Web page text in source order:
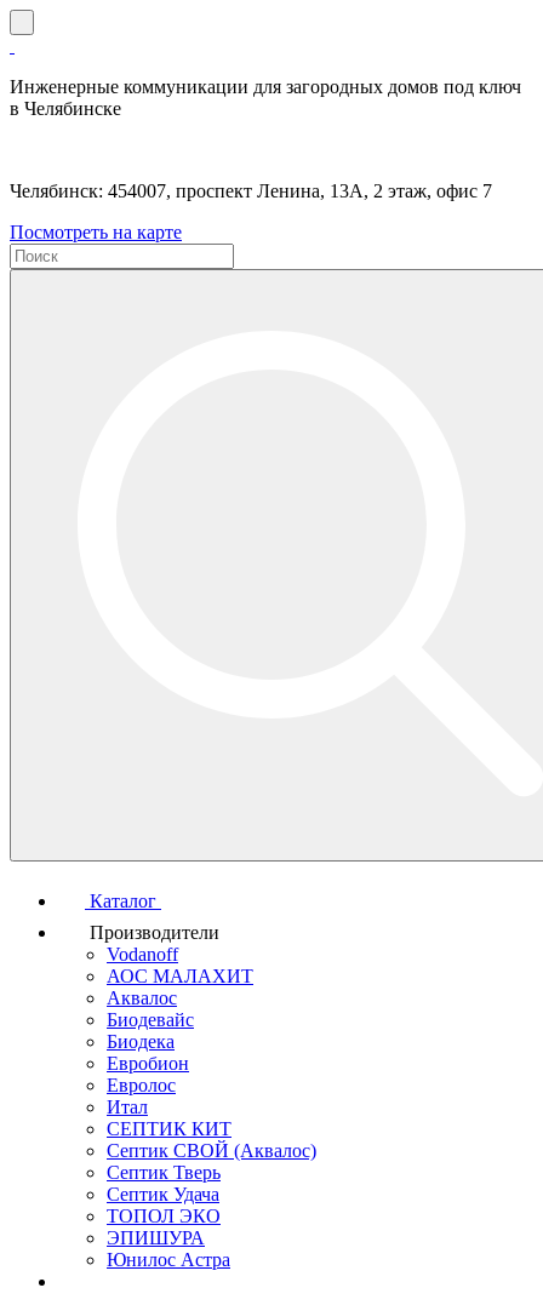
Инженерные коммуникации для загородных домов под ключ
в Челябинске
Челябинск: 454007, проспект Ленина, 13А, 2 этаж, офис 7
Посмотреть на карте
Каталог
Производители
Vodanoff
АОС МАЛАХИТ
Аквалос
Биодевайс
Биодека
Евробион
Евролос
Итал
СЕПТИК КИТ
Септик СВОЙ (Аквалос)
Септик Тверь
Септик Удача
ТОПОЛ ЭКО
ЭПИШУРА
Юнилос Астра